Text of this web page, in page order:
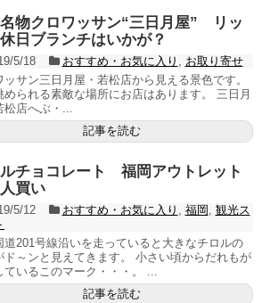
物クロワッサン“三日月屋” リッ
日ブランチはいかが？
5/18 おすすめ・お気に入り
お取り寄せ
ッサン三日月屋・若松店から見える景色です。
められる素敵な場所にお店はあります。 三日月
松店へぶ・...
記事を読む
チョコレート 福岡アウトレット
買い
5/12 おすすめ・お気に入り 福岡
観光ス
道201号線沿いを走っていると大きなチロルの
ド～ンと見えてきます。 小さい頃からだれもが
ているこのマーク・・・。 ...
記事を読む